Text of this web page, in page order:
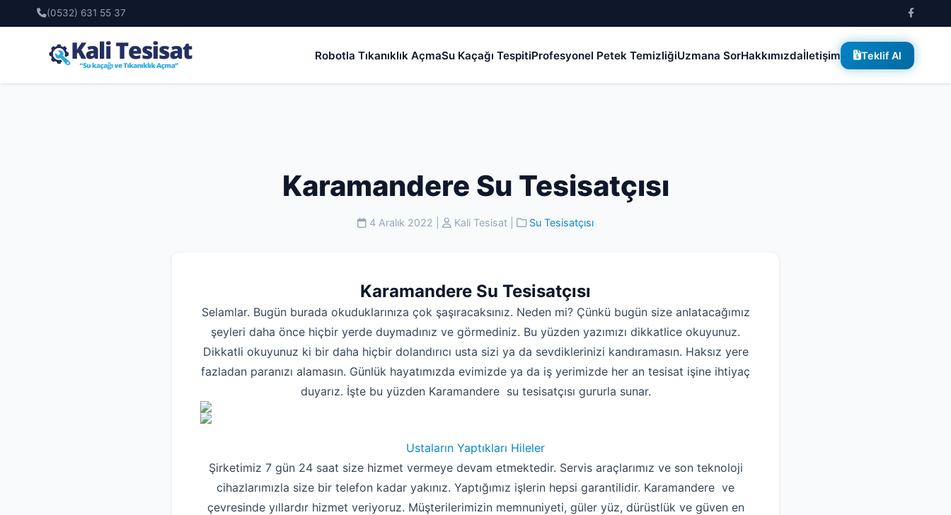
(0532) 631 55 37
Robotla Tıkanıklık AçmaSu Kaçağı TespitiProfesyonel Petek TemizliğiUzmana SorHakkımızdaİletişim Teklif Al
Karamandere Su Tesisatçısı
4 Aralık 2022 Kali Tesisat Su Tesisatçısı
Karamandere Su Tesisatçısı
Selamlar. Bugün burada okuduklarınıza çok şaşıracaksınız. Neden mi? Çünkü bugün size anlatacağımız
şeyleri daha önce hiçbir yerde duymadınız ve görmediniz. Bu yüzden yazımızı dikkatlice okuyunuz.
Dikkatli okuyunuz ki bir daha hiçbir dolandırıcı usta sizi ya da sevdiklerinizi kandıramasın. Haksız yere
fazladan paranızı alamasın. Günlük hayatımızda evimizde ya da iş yerimizde her an tesisat işine ihtiyaç
duyarız. İşte bu yüzden Karamandere su tesisatçısı gururla sunar.
Ustaların Yaptıkları Hileler
Şirketimiz 7 gün 24 saat size hizmet vermeye devam etmektedir. Servis araçlarımız ve son teknoloji
cihazlarımızla size bir telefon kadar yakınız. Yaptığımız işlerin hepsi garantilidir. Karamandere ve
çevresinde yıllardır hizmet veriyoruz. Müşterilerimizin memnuniyeti, güler yüz, dürüstlük ve güven en